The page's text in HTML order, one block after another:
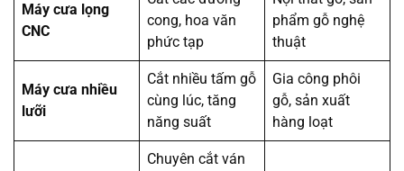
Máy cưa lọng
CNC
cong, hoa văn
phức tạp
phẩm gỗ nghệ
thuật
Máy cưa nhiều
lưỡi
Cắt nhiều tấm gỗ
cùng lúc, tăng
năng suất
Gia công phôi
gỗ, sản xuất
hàng loạt
Chuyên cắt ván